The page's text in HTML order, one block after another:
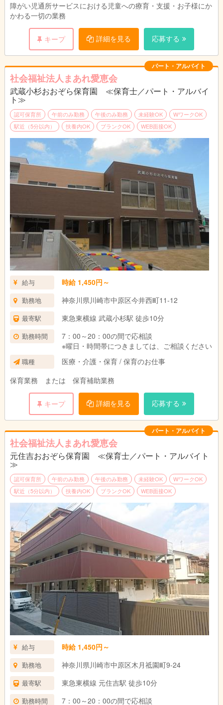
障がい児通所サービスにおける児童への療育・支援・お子様にか
かわる一切の業務
キープ 詳細を見る 応募する
パート・アルバイト
社会福祉法人まあれ愛恵会
武蔵小杉おおぞら保育園 ≪保育士／パート・アルバイ
ト≫
認可保育所 午前のみ勤務 午後のみ勤務 未経験OK
WワークOK
駅近（5分以内）
扶養内OK ブランクOK WEB面接OK
給与 時給 1,450円～
勤務地 神奈川県川崎市中原区今井西町11-12
最寄駅 東急東横線 武蔵小杉駅 徒歩10分
勤務時間
7：00～20：00の間で応相談
※曜日・時間帯につきましては、ご相談ください
職種
医療・介護・保育 / 保育のお仕事
保育業務 または 保育補助業務
キープ 詳細を見る 応募する
パート・アルバイト
社会福祉法人まあれ愛恵会
元住吉おおぞら保育園 ≪保育士／パート・アルバイト
≫
認可保育所 午前のみ勤務 午後のみ勤務 未経験OK
WワークOK
駅近（5分以内）
扶養内OK ブランクOK WEB面接OK
給与 時給 1,450円～
勤務地 神奈川県川崎市中原区木月祗園町9-24
最寄駅 東急東横線 元住吉駅 徒歩10分
勤務時間 7：00～20：00の間で応相談